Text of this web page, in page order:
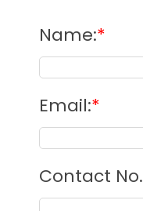
Name:*
Email:*
Contact No.